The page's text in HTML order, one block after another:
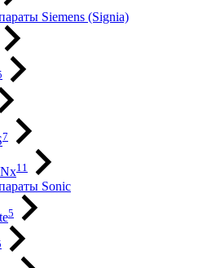
Siemens (Signia)
7
11
Sonic
5